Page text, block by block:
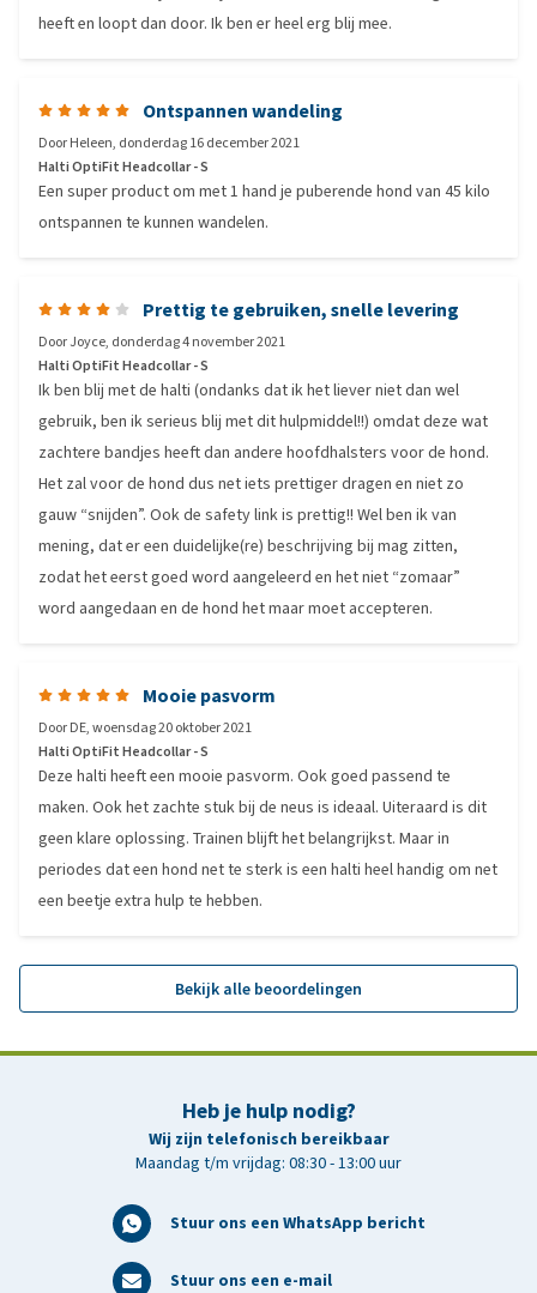
heeft en loopt dan door. Ik ben er heel erg blij mee.
Ontspannen wandeling
DoorHeleen, donderdag 16 december 2021
Halti OptiFit Headcollar - S
Een super product om met 1 hand je puberende hond van 45 kilo
ontspannen te kunnen wandelen.
Prettig te gebruiken, snelle levering
DoorJoyce, donderdag 4 november 2021
Halti OptiFit Headcollar - S
Ik ben blij met de halti (ondanks dat ik het liever niet dan wel
gebruik, ben ik serieus blij met dit hulpmiddel!!) omdat deze wat
zachtere bandjes heeft dan andere hoofdhalsters voor de hond.
Het zal voor de hond dus net iets prettiger dragen en niet zo
gauw “snijden”. Ook de safety link is prettig!! Wel ben ik van
mening, dat er een duidelijke(re) beschrijving bij mag zitten,
zodat het eerst goed word aangeleerd en het niet “zomaar”
word aangedaan en de hond het maar moet accepteren.
Mooie pasvorm
DoorDE,woensdag 20 oktober 2021
Halti OptiFit Headcollar - S
Deze halti heeft een mooie pasvorm. Ook goed passend te
maken. Ook het zachte stuk bij de neus is ideaal. Uiteraard is dit
geen klare oplossing. Trainen blijft het belangrijkst. Maar in
periodes dat een hond net te sterk is een halti heel handig om net
een beetje extra hulp te hebben.
Bekijk alle beoordelingen
Heb je hulp nodig?
Wij zijn telefonisch bereikbaar
Maandag t/m vrijdag: 08:30 - 13:00 uur
Stuur ons een WhatsApp bericht
Stuur ons een e-mail